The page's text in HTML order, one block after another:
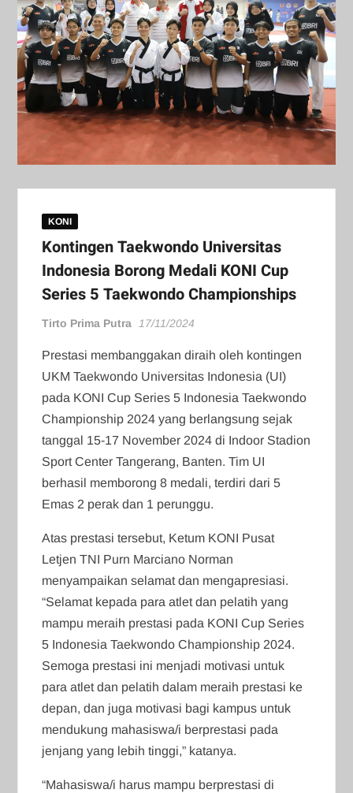
KONI
Kontingen Taekwondo Universitas
Indonesia Borong Medali KONI Cup
Series 5 Taekwondo Championships
Tirto Prima Putra 17/11/2024
Prestasi membanggakan diraih oleh kontingen
UKM Taekwondo Universitas Indonesia (UI)
pada KONI Cup Series 5 Indonesia Taekwondo
Championship 2024 yang berlangsung sejak
tanggal 15-17 November 2024 di Indoor Stadion
Sport Center Tangerang, Banten. Tim UI
berhasil memborong 8 medali, terdiri dari 5
Emas 2 perak dan 1 perunggu.
Atas prestasi tersebut, Ketum KONI Pusat
Letjen TNI Purn Marciano Norman
menyampaikan selamat dan mengapresiasi.
“Selamat kepada para atlet dan pelatih yang
mampu meraih prestasi pada KONI Cup Series
5 Indonesia Taekwondo Championship 2024.
Semoga prestasi ini menjadi motivasi untuk
para atlet dan pelatih dalam meraih prestasi ke
depan, dan juga motivasi bagi kampus untuk
mendukung mahasiswa/i berprestasi pada
jenjang yang lebih tinggi,” katanya.
“Mahasiswa/i harus mampu berprestasi di